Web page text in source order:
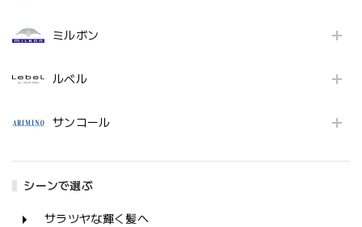
ミルボン
ルベル
サンコール
シーンで選ぶ
サラツヤな輝く髪へ